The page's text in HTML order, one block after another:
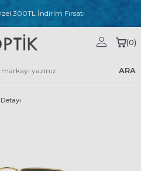
300TL İndirim Fırsatı
ARA
(0)